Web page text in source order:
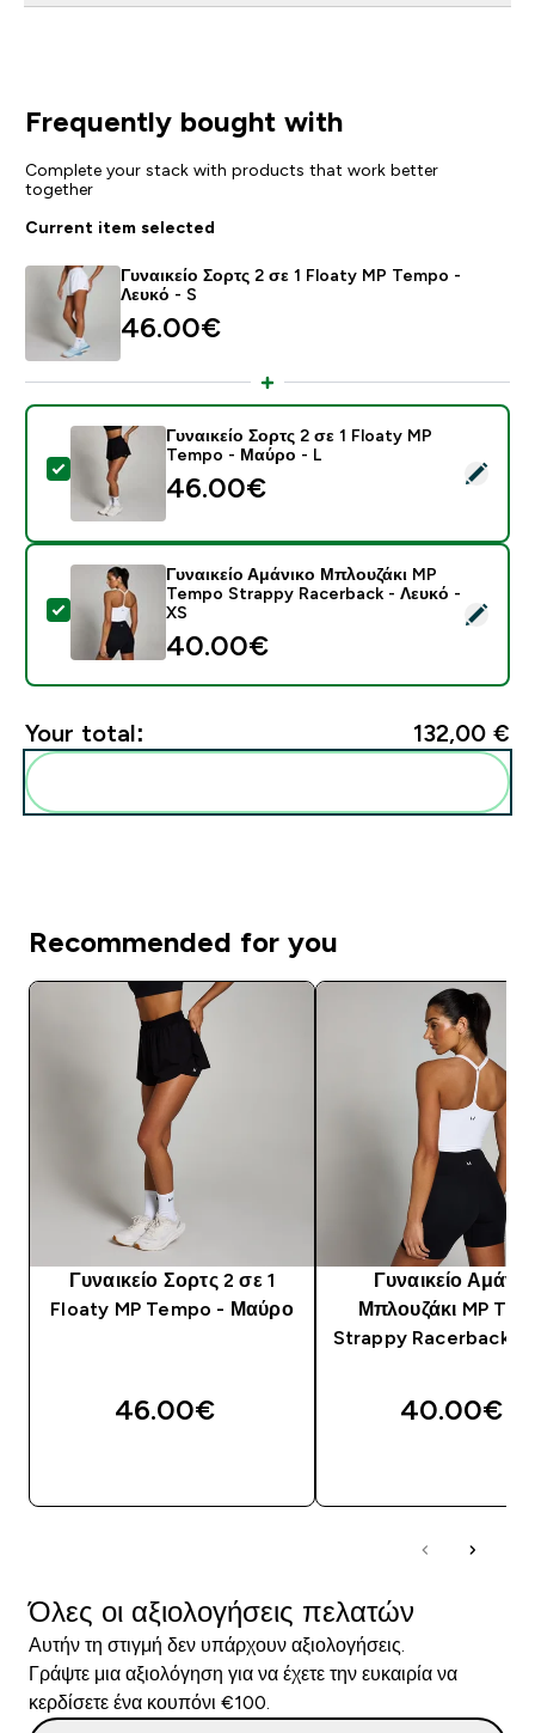
Frequently bought with
Complete your stack with products that work better
together
Current item selected
Γυναικείο Σορτς 2 σε 1 Floaty MP Tempo -
Λευκό - S
46.00€‎
Select this product - Γυναικείο Σορτς 2 σε 1 Floaty
Γυναικείο Σορτς 2 σε 1 Floaty MP
Tempo - Μαύρο - L
46.00€‎
Select this product - Γυναικείο Αμάνικο Μπλουζάκι
Γυναικείο Αμάνικο Μπλουζάκι MP
Tempo Strappy Racerback - Λευκό -
XS
40.00€‎
Your total: 132,00 €‎
Recommended for you
Γυναικείο Σορτς 2 σε 1
Floaty MP Tempo - Μαύρο
46.00€‎
Γυναικείο
Μπλουζάκι MP
Strappy Racerback -
40.00€‎
Όλες οι αξιολογήσεις πελατών
Αυτήν τη στιγμή δεν υπάρχουν αξιολογήσεις.
Γράψτε μια αξιολόγηση για να έχετε την ευκαιρία να
κερδίσετε ένα κουπόνι €100.